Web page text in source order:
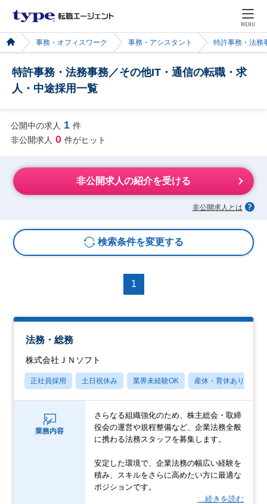
MENU
事務・オフィスワーク 事務・アシスタント 特許事務・法務
特許事務・法務事務／その他IT・通信の転職・求
人・中途採用一覧
公開中の求人 1 件
非公開求人 0 件がヒット
非公開求人の紹介を受ける
非公開求人とは
検索条件を変更する
1
法務・総務
株式会社ＪＮソフト
正社員採用 土日祝休み 業界未経験OK 産休・育休あり
業務内容
さらなる組織強化のため、株主総会・取締
役会の運営や規程整備など、企業法務全般
に携わる法務スタッフを募集します。
安定した環境で、企業法務の幅広い経験を
積み、スキルをさらに高めたい方に最適な
ポジションです。
…続きを読む